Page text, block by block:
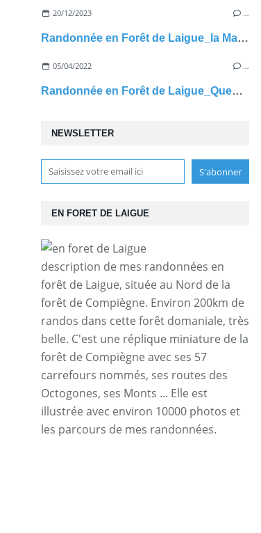
NEWSLETTER
EN FORET DE LAIGUE
description de mes randonnées en
forêt de Laigue, située au Nord de la
forêt de Compiègne. Environ 200km de
randos dans cette forêt domaniale, très
belle. C'est une réplique miniature de la
forêt de Compiègne avec ses 57
carrefours nommés, ses routes des
Octogones, ses Monts ... Elle est
illustrée avec environ 10000 photos et
les parcours de mes randonnées.
20/12/2023 …
Randonnée en Forêt de Laigue_la Malmère_Cercle en ciel
05/04/2022 …
Randonnée en Forêt de Laigue_Quennezil_les Croisettes_les Ponteaux